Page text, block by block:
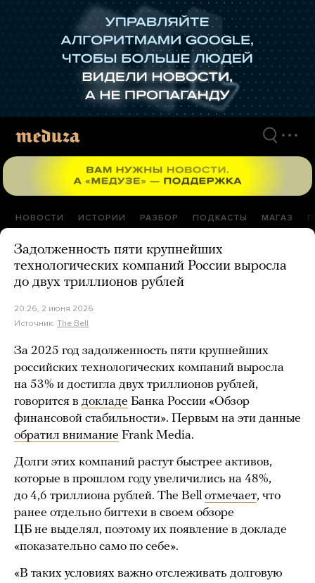
НОВОСТИ ИСТОРИИ РАЗБОР ПОДКАСТЫ МАГАЗ
Задолженность пяти крупнейших
технологических компаний России выросла
до двух триллионов рублей
20:26, 2 июня 2026
Источник: The Bell
За 2025 год задолженность пяти крупнейших
российских технологических компаний выросла
на 53% и достигла двух триллионов рублей,
говорится в докладе Банка России «Обзор
финансовой стабильности». Первым на эти данные
обратил внимание Frank Media.
Долги этих компаний растут быстрее активов,
которые в прошлом году увеличились на 48%,
до 4,6 триллиона рублей. The Bell отмечает, что
ранее отдельно бигтехи в своем обзоре
ЦБ не выделял, поэтому их появление в докладе
«показательно само по себе».
«В таких условиях важно отслеживать долговую